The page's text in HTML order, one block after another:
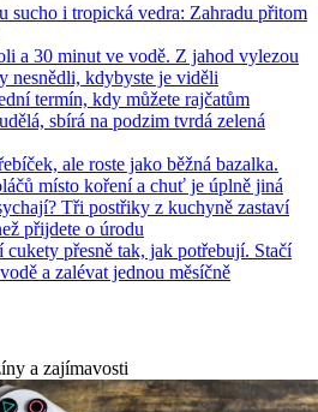
sucho i tropická vedra: Zahradu přitom
a 30 minut ve vodě. Z jahod vylezou
nesnědli, kdybyste je viděli
termín, kdy můžete rajčatům
sbírá na podzim tvrdá zelená
ale roste jako běžná bazalka.
místo koření a chuť je úplně jiná
Tři postřiky z kuchyně zastaví
přijdete o úrodu
cukety přesně tak, jak potřebují. Stačí
a zalévat jednou měsíčně
a zajímavosti